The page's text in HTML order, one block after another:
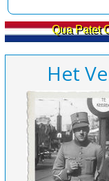
Qua Patet
Het